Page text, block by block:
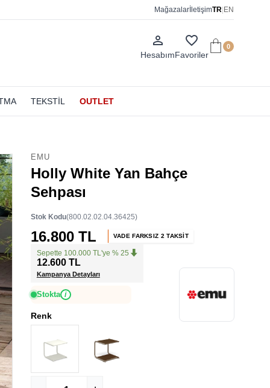
Mağazalar İletişimTR EN
person_outline
Hesabım
favorite_border
Favoriler
0
TEKSTİL OUTLET
EMU
Holly White Yan Bahçe
Sehpası
(800.02.02.04.36425)
Stok Kodu
16.800 TL VADE FARKSIZ 2 TAKSİT
Sepette 100.000 TL'ye % 25
12.600 TL
Kampanya Detayları
Stokta i
Renk